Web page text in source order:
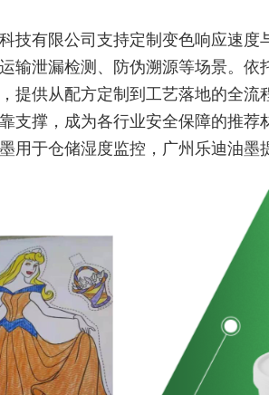
技有限公司支持定制变色响应速度
输泄漏检测、防伪溯源等场景。依
提供从配方定制到工艺落地的全流
支撑，成为各行业安全保障的推荐
用于仓储湿度监控，广州乐迪油墨